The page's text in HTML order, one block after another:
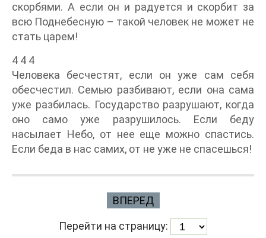
скорбями. А если он и радуется и скорбит за
всю Поднебесную – такой человек не может не
стать царем!
4 4 4
Человека бесчестят, если он уже сам себя
обесчестил. Семью разбивают, если она сама
уже разбилась. Государство разрушают, когда
оно само уже разрушилось. Если беду
насылает Небо, от нее еще можно спастись.
Если беда в нас самих, от не уже не спасешься!
ВПЕРЕД
Перейти на страницу: